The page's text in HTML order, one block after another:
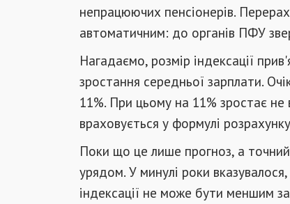
непрацюючих пенсіонерів.
автоматичним: до органів ПФУ
Нагадаємо, розмір індексації
зростання середньої зарплати.
11%. При цьому на 11% зростає не
враховується у формулі розрахунку
Поки що це лише прогноз, а точний
урядом. У минулі роки
індексації не може бути меншим